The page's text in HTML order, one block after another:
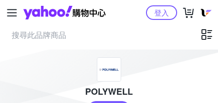
Yahoo購物中心登入
POLYWELL